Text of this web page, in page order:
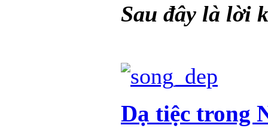
Sau đây là lời
Dạ tiệc trong